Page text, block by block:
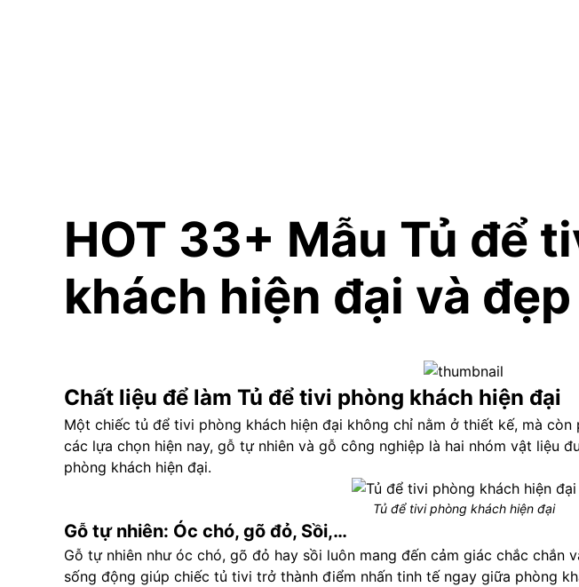
HOT 33+ Mẫu Tủ để
khách hiện đại và
Chất liệu để làm Tủ để tivi phòng khách hiện đại
Một chiếc tủ để tivi phòng khách hiện đại không chỉ nằm ở thiết kế, mà
các lựa chọn hiện nay, gỗ tự nhiên và gỗ công nghiệp là hai nhóm vật liệu
phòng khách hiện đại.
Tủ để tivi phòng khách hiện đại
Gỗ tự nhiên: Óc chó, gõ đỏ, Sồi,…
Gỗ tự nhiên như óc chó, gõ đỏ hay sồi luôn mang đến cảm giác chắc chắn
sống động giúp chiếc tủ tivi trở thành điểm nhấn tinh tế ngay giữa phòng